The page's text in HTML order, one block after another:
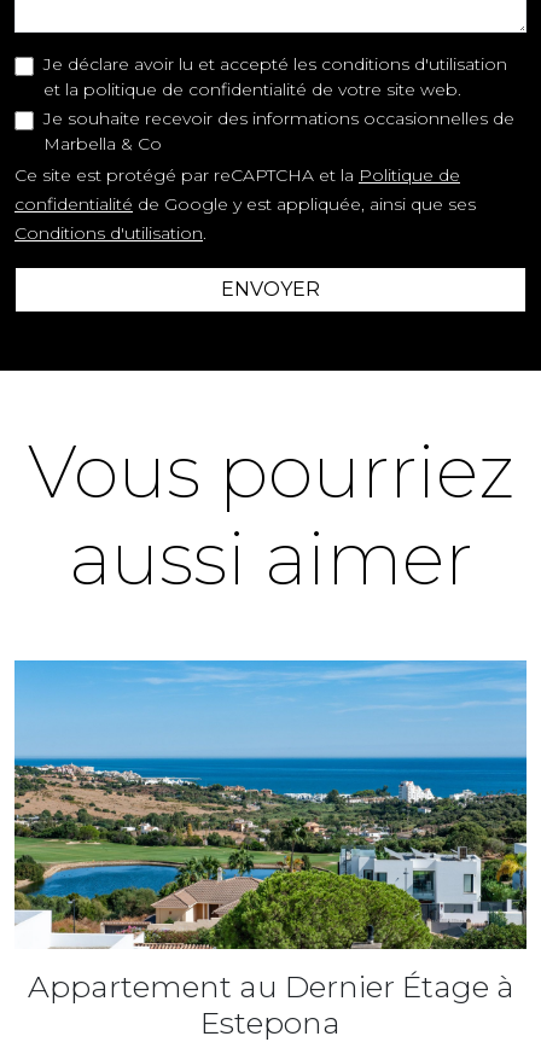
Je déclare avoir lu et accepté les conditions d'utilisation
et la politique de confidentialité de votre site web.
Je souhaite recevoir des informations occasionnelles de
Marbella & Co
Ce site est protégé par reCAPTCHA et la Politique de
confidentialité de Google y est appliquée, ainsi que ses
Conditions d'utilisation.
ENVOYER
Vous pourriez
aussi aimer
Appartement au Dernier Étage à
Estepona